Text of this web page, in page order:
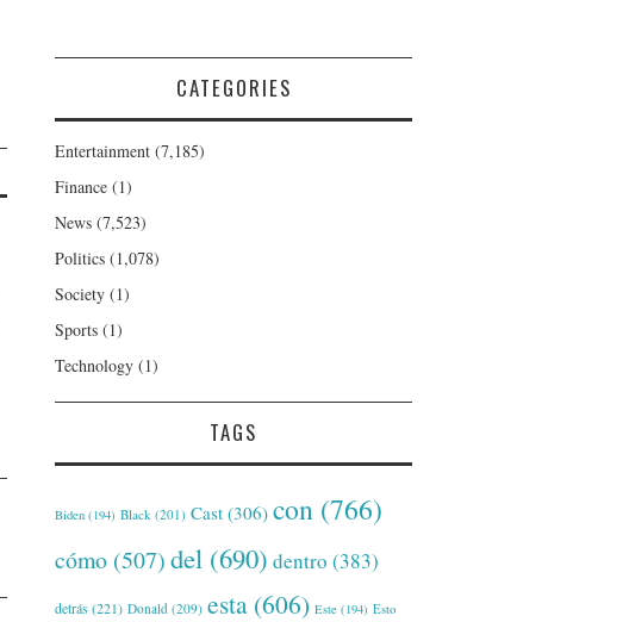
CATEGORIES
Entertainment (7,185)
Finance (1)
News (7,523)
Politics (1,078)
Society (1)
Sports (1)
Technology (1)
TAGS
Biden (194) Black (201) Cast (306) con (766)
cómo (507)del (690) dentro (383)
detrás (221) Donald (209) esta (606) Este (194) Esto